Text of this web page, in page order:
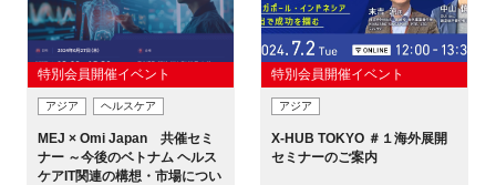
特別会員開催イベント
アジア ヘルスケア
MEJ × Omi Japan 共催セミ
ナー ～今後のベトナム ヘルス
ケアIT関連の構想・市場につい
特別会員開催イベント
アジア
X-HUB TOKYO ＃１海外展開
セミナーのご案内